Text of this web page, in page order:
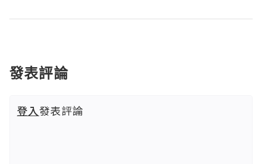
發表評論
登入發表評論